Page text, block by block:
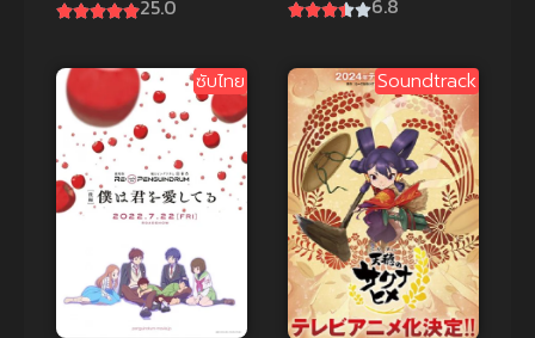
25.0
สัประยุทธ์ แอ
สเทอริสก์ ภาค
2
6.8
ซับไทย Soundtrack